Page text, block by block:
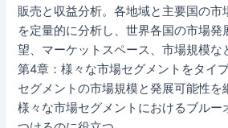
販売と収益分析。各地域と主要国の市
を定量的に分析し、世界各国の市場発
望、マーケットスペース、市場規模な
第4章：様々な市場セグメントをタイ
セグメントの市場規模と発展可能性を
様々な市場セグメントにおけるブルー